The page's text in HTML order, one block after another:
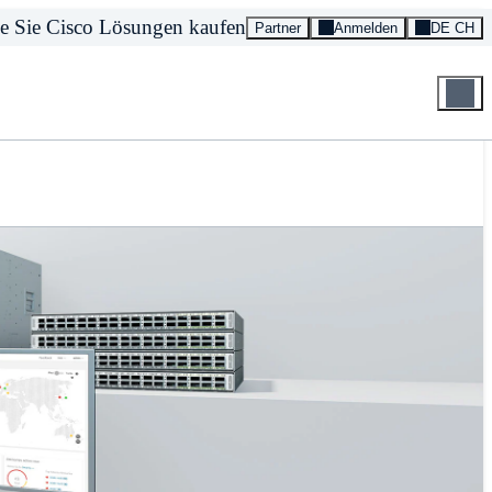
Sie Cisco Lösungen kaufen Partner Anmelden DE CH